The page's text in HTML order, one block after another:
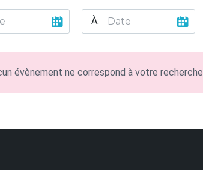
À:
évènement ne correspond à votre recherche